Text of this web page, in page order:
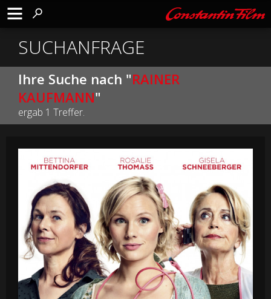
SUCHANFRAGE
Ihre Suche nach "RAINER
KAUFMANN"
ergab 1 Treffer.